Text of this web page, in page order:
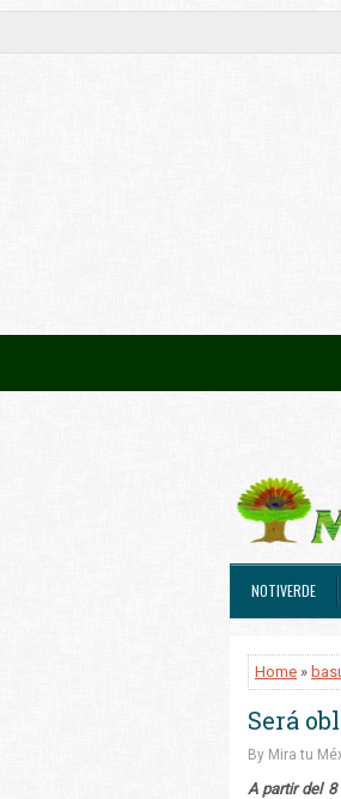
NOTIVERDE
Home »
Será
By Mira tu
A partir del 8